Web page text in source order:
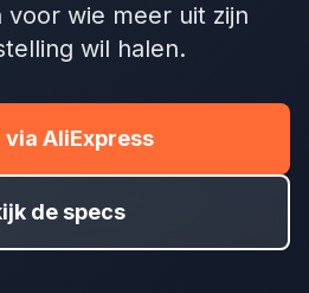
voor wie meer uit zijn
wil halen.
via AliExpress
de specs